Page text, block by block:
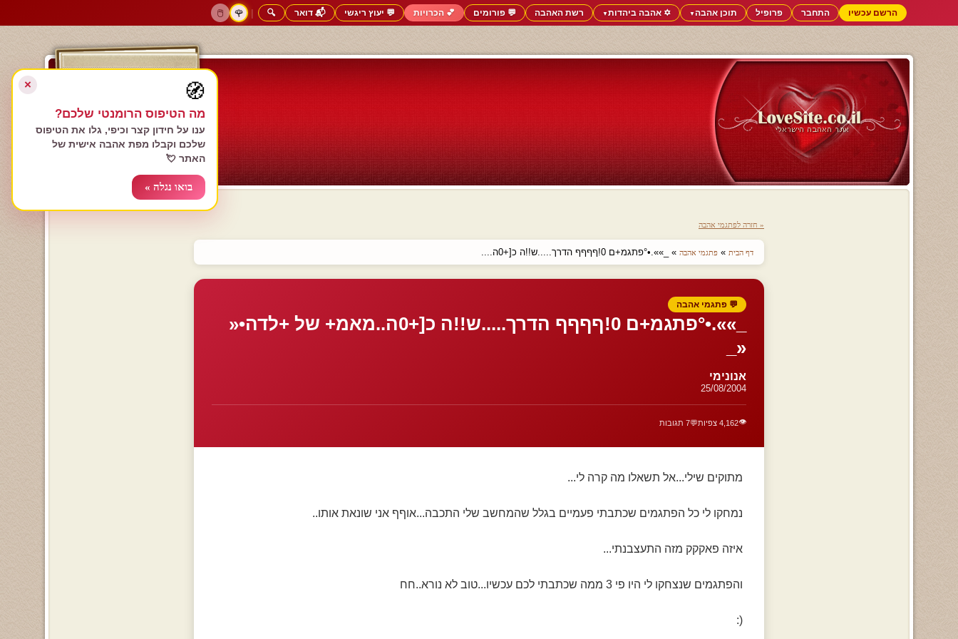
הרשם עכשיו התחבר פרופיל תוכן אהבה▼ ✡️ אהבה ביהדות▼ רשת האהבה 💬 פורומים 💕 הכרויות 💬 יעוץ ריגשי 📬 דואר 🔍
|
🌹
🖱️
הרשם עכשיו
התחבר
« חזרה לפתגמי אהבה
דף הבית » פתגמי אהבה » _»».•°פתגמ+ם 0!ףףףף הדרך.....ש!!ה כ[+0ה....
💬 פתגמי אהבה
_»».•°פתגמ+ם 0!ףףףף הדרך.....ש!!ה כ[+0ה..מאמ+ של +לדה•«
«_
אנונימי
25/08/2004
👁️4,162 צפיות 💬7 תגובות
מתוקים שילי...אל תשאלו מה קרה לי...
נמחקו לי כל הפתגמים שכתבתי פעמיים בגלל שהמחשב שלי התכבה...אוףף אני שונאת אותו..
איזה פאקקק מזה התעצבנתי...
והפתגמים שנצחקו לי היו פי 3 ממה שכתבתי לכם עכשיו...טוב לא נורא..חח
(: